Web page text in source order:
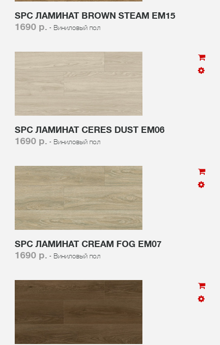
SPC ЛАМИНАТ BROWN STEAM EM15
1690 р. - Виниловый пол
SPC ЛАМИНАТ CERES DUST EM06
1690 р. - Виниловый пол
SPC ЛАМИНАТ CREAM FOG EM07
1690 р. - Виниловый пол